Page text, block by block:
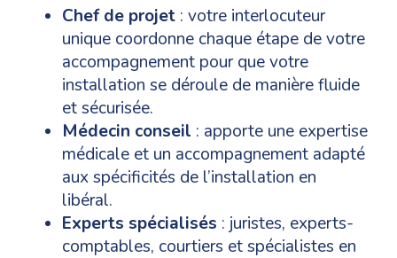
Chef de projet : votre interlocuteur
unique coordonne chaque étape de votre
accompagnement pour que votre
installation se déroule de manière fluide
et sécurisée.
Médecin conseil : apporte une expertise
médicale et un accompagnement adapté
aux spécificités de l’installation en
libéral.
Experts spécialisés : juristes, experts-
comptables, courtiers et spécialistes en